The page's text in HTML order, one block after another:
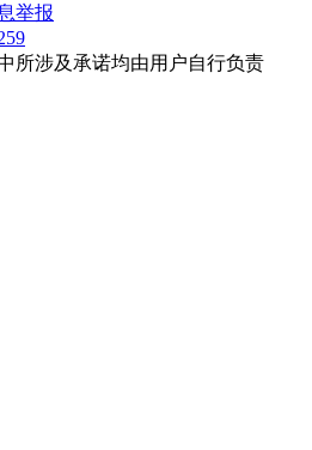
举报
所涉及承诺均由用户自行负责